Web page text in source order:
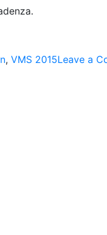
, VMS 2015Leave a